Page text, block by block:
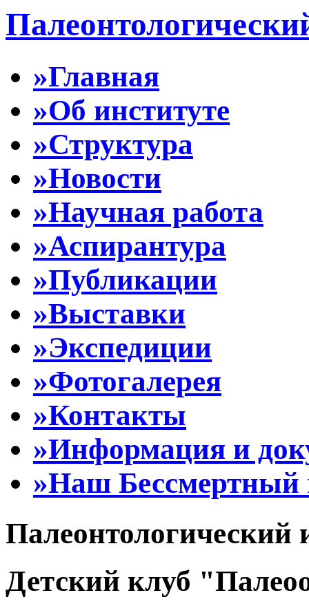
»Главная
»Об институте
»Структура
»Новости
»Научная работа
»Аспирантура
»Публикации
»Выставки
»Экспедиции
»Фотогалерея
»Контакты
»Информация и
»Наш Бессмертный
Палеонтологический
Детский клуб